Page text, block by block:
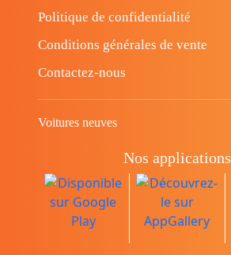
Politique de confidentialité
Conditions générales de vente
Contactez-nous
Voitures neuves
Nos applications